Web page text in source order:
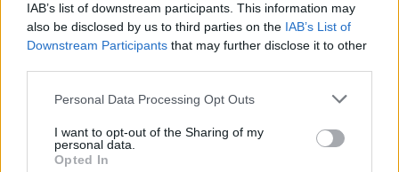
IAB’s list of downstream participants. This information may
also be disclosed by us to third parties on the IAB’s List of
Downstream Participants that may further disclose it to other
Personal Data Processing Opt Outs
I want to opt-out of the Sharing of my
personal data.
Opted In
Régi-új csodafegyvert villantottak a magyar
boltok: ezzel merítenék ki súlyosan a vásárlók
Az egyre növekvő fogyasztói bizalom ellenére sokan még
vásárolni.
PÉNZCENTRUM| 2024. április 26. 04:02